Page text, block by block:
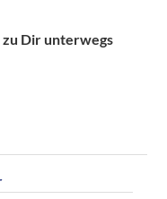
zu Dir unterwegs